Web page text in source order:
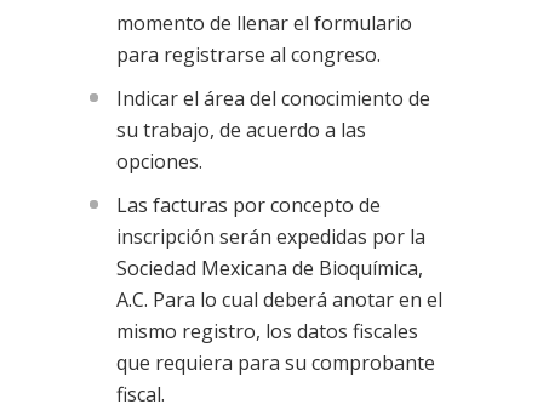
momento de llenar el formulario
para registrarse al congreso.
Indicar el área del conocimiento de
su trabajo, de acuerdo a las
opciones.
Las facturas por concepto de
inscripción serán expedidas por la
Sociedad Mexicana de Bioquímica,
A.C. Para lo cual deberá anotar en el
mismo registro, los datos fiscales
que requiera para su comprobante
fiscal.